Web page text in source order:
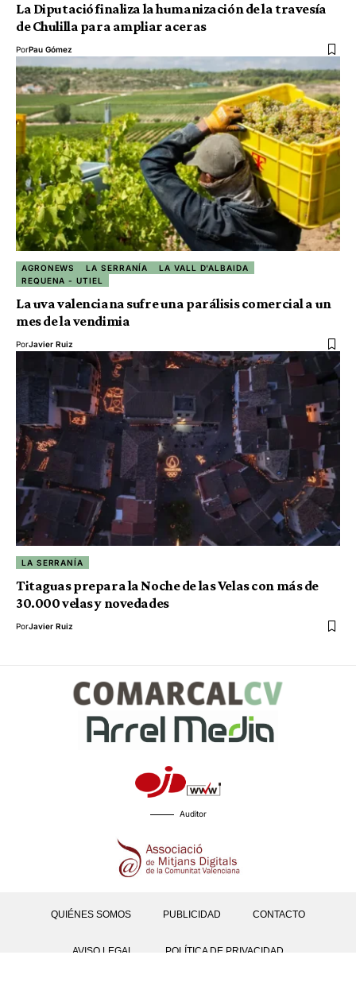
La Diputació finaliza la humanización de la travesía
de Chulilla para ampliar aceras
PorPau Gómez
AGRONEWS LA SERRANÍA
LA VALL D'ALBAIDA
REQUENA - UTIEL
La uva valenciana sufre una parálisis comercial a un
mes de la vendimia
PorJavier Ruiz
LA SERRANÍA
Titaguas prepara la Noche de las Velas con más de
30.000 velas y novedades
PorJavier Ruiz
Auditor
QUIÉNES SOMOS PUBLICIDAD CONTACTO
AVISO LEGAL POLÍTICA DE PRIVACIDAD